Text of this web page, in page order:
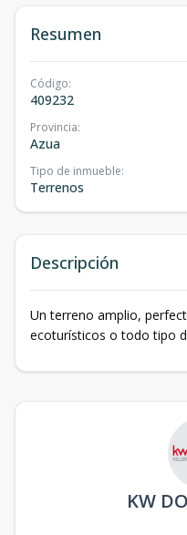
Resumen
Código:
409232
Provincia:
Azua
Tipo de inmueble:
Terrenos
Descripción
Un terreno amplio,
ecoturísticos o todo tipo
KW